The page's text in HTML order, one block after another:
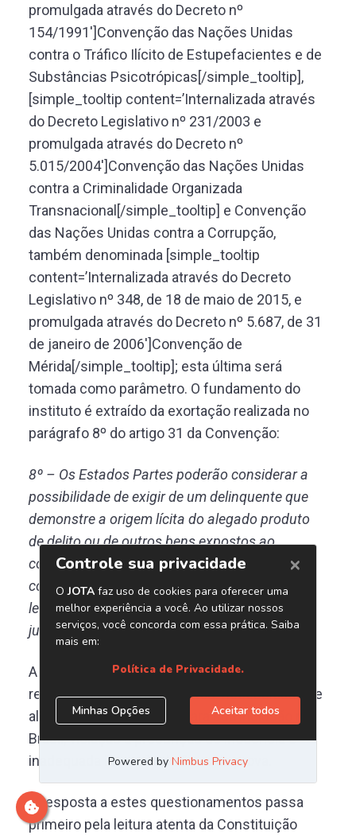
promulgada através do Decreto nº
154/1991′]Convenção das Nações Unidas
contra o Tráfico Ilícito de Estupefacientes e de
Substâncias Psicotrópicas[/simple_tooltip],
[simple_tooltip content=’Internalizada através
do Decreto Legislativo nº 231/2003 e
promulgada através do Decreto nº
5.015/2004′]Convenção das Nações Unidas
contra a Criminalidade Organizada
Transnacional[/simple_tooltip] e Convenção
das Nações Unidas contra a Corrupção,
também denominada [simple_tooltip
content=’Internalizada através do Decreto
Legislativo nº 348, de 18 de maio de 2015, e
promulgada através do Decreto nº 5.687, de 31
de janeiro de 2006′]Convenção de
Mérida[/simple_tooltip]; esta última será
tomada como parâmetro. O fundamento do
instituto é extraído da exortação realizada no
parágrafo 8º do artigo 31 da Convenção:
8º – Os Estados Partes poderão considerar a
possibilidade de exigir de um delinquente que
demonstre a origem lícita do alegado produto
de delito ou de outros bens expostos ao
confisco, na medida em que ele seja conforme
com os princípios fundamentais de sua
legislação interna e com a índole do processo
judicial ou outros processos.
A previsão do instituto atrai a discussão em
relação aos seguintes pontos: necessidade de
alteração constitucional para sua inclusão no
Brasil, violação à presunção de inocência e
inadequada inversão do ônus da prova.
A resposta a estes questionamentos passa
primeiro pela leitura atenta da Constituição